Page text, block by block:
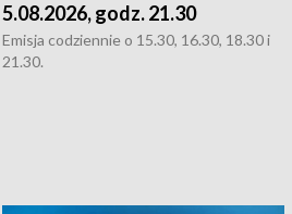
5.08.2026, godz. 21.30
Emisja codziennie o 15.30, 16.30, 18.30 i
21.30.